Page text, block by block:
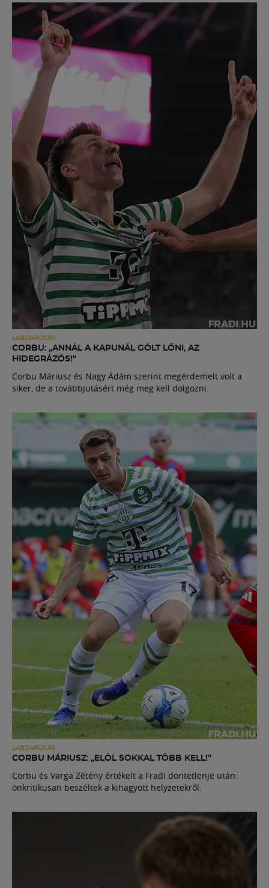
LABDARÚGÁS
CORBU: „ANNÁL A KAPUNÁL GÓLT LŐNI, AZ
HIDEGRÁZÓS!"
Corbu Máriusz és Nagy Ádám szerint megérdemelt volt a
siker, de a továbbjutásért még meg kell dolgozni.
LABDARÚGÁS
CORBU MÁRIUSZ: „ELÖL SOKKAL TÖBB KELL!”
Corbu és Varga Zétény értékelt a Fradi döntetlenje után:
önkritikusan beszéltek a kihagyott helyzetekről.
Múzeum
English